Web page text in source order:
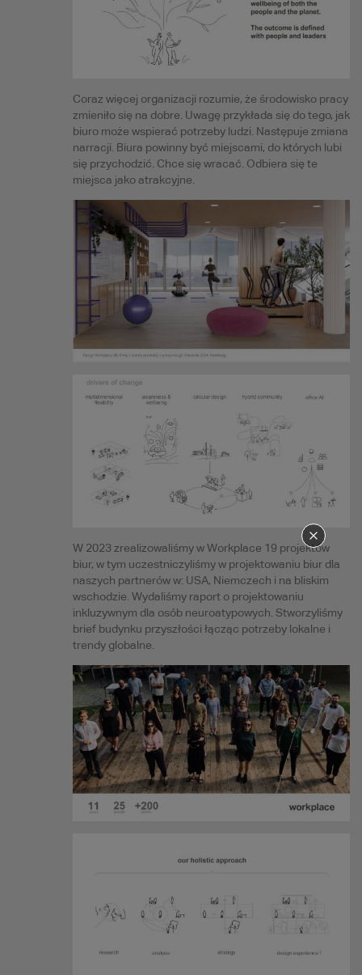
Coraz więcej organizacji rozumie, że środowisko pracy
zmieniło się na dobre. Uwagę przykłada się do tego, jak
biuro może wspierać potrzeby ludzi. Następuje zmiana
narracji. Biura powinny być miejscami, do których lubi
się przychodzić. Chce się wracać. Odbiera się te
miejsca jako atrakcyjne.
W 2023 zrealizowaliśmy w Workplace 19 projektów
biur, w tym uczestniczyliśmy w projektowaniu biur dla
naszych partnerów w: USA, Niemczech i na bliskim
wschodzie. Wydaliśmy raport o projektowaniu
inkluzywnym dla osób neuroatypowych. Stworzyliśmy
brief budynku przyszłości łącząc potrzeby lokalne i
trendy globalne.